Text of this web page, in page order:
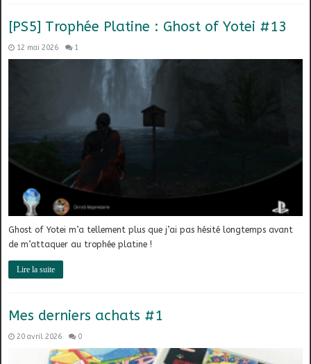
[PS5] Trophée Platine : Ghost of Yotei #13
12 mai 2026 1
Ghost of Yotei m’a tellement plus que j’ai pas hésité longtemps avant
de m’attaquer au trophée platine !
Lire la suite
Mes derniers achats #1
20 avril 2026 0